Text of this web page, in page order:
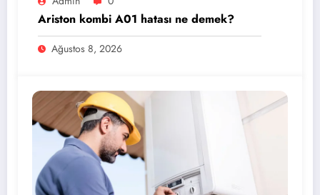
Ariston kombi A01 hatası ne demek?
Ağustos 8, 2026